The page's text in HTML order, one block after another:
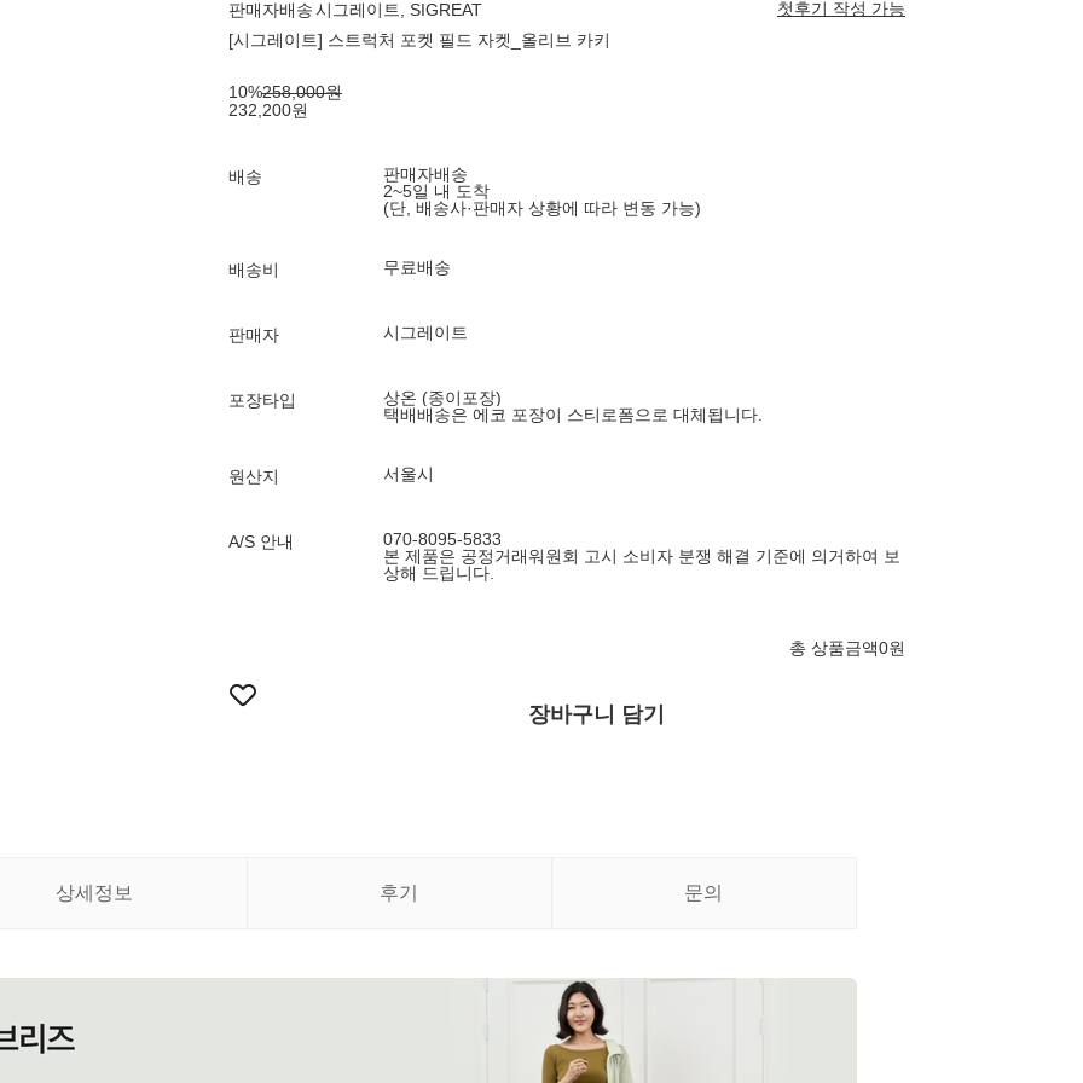
판매자배송시그레이트, SIGREAT
첫후기 작성 가능
[시그레이트] 스트럭처 포켓 필드 자켓_올리브 카키
10%258,000원
232,200원
배송
판매자배송
2~5일 내 도착
(단, 배송사·판매자 상황에 따라 변동 가능)
배송비 무료배송
판매자 시그레이트
포장타입
상온 (종이포장)
택배배송은 에코 포장이 스티로폼으로 대체됩니다.
원산지 서울시
A/S 안내
070-8095-5833
본 제품은 공정거래워원회 고시 소비자 분쟁 해결 기준에 의거하여 보
상해 드립니다.
총 상품금액0원
장바구니 담기
상세정보 후기 문의